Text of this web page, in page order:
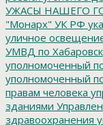
УЖАСЫ НАШЕГО
"Монарх" УК РФ
уличное
УМВД по
уполномоченный
уполномоченный
правам человека
зданиями
здравоохранения